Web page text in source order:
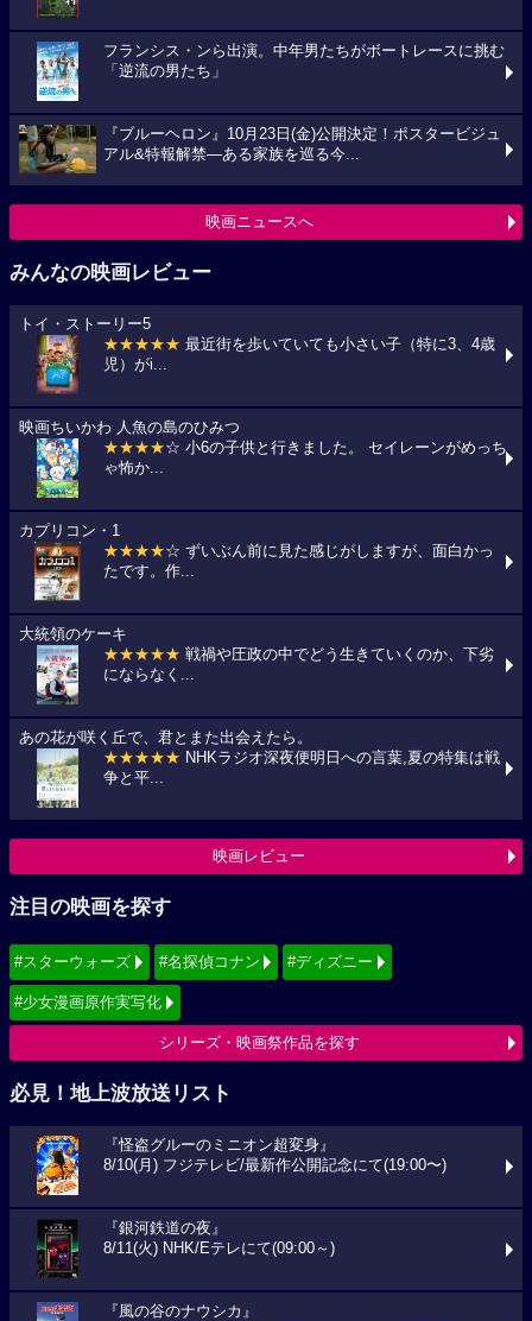
フランシス・ンら出演。中年男たちがボートレースに挑む
「逆流の男たち」
『ブルーヘロン』10月23日(金)公開決定！ポスタービジュ
アル&特報解禁―ある家族を巡る今...
映画ニュースへ
みんなの映画レビュー
トイ・ストーリー5
★★★★★ 最近街を歩いていても小さい子（特に3、4歳
児）がi...
映画ちいかわ 人魚の島のひみつ
★★★★☆ 小6の子供と行きました。 セイレーンがめっち
ゃ怖か...
カプリコン・1
★★★★☆ ずいぶん前に見た感じがしますが、面白かっ
たです。作...
大統領のケーキ
★★★★★ 戦禍や圧政の中でどう生きていくのか、下劣
にならなく...
あの花が咲く丘で、君とまた出会えたら。
★★★★★ NHKラジオ深夜便明日への言葉,夏の特集は戦
争と平...
映画レビュー
注目の映画を探す
#スターウォーズ #名探偵コナン #ディズニー
#少女漫画原作実写化
シリーズ・映画祭作品を探す
必見！地上波放送リスト
『怪盗グルーのミニオン超変身』
8/10(月) フジテレビ/最新作公開記念にて(19:00〜)
『銀河鉄道の夜』
8/11(火) NHK/Eテレにて(09:00～)
『風の谷のナウシカ』